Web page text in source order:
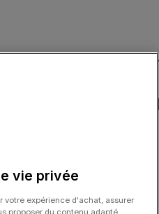
Van Double
Modèle Or
vie privée
votre expérience d'achat, assurer
proposer du contenu adapté.